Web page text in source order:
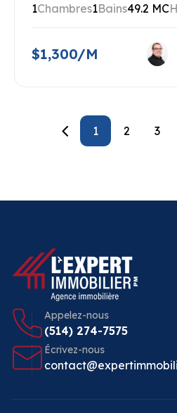
1Chambres1Bains49.2 MC
$1,300/M
1 2 3
Appelez-nous
(514) 274-7575
Écrivez-nous